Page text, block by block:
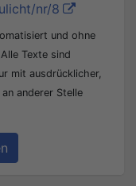
nr/8
und ohne
Texte sind
mit ausdrücklicher,
anderer Stelle